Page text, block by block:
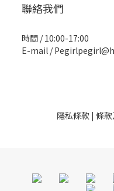
聯絡我們
時間 / 10:00-17:00
E-mail /
隱私條款 | 條